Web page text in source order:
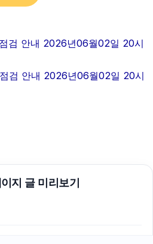
대구이혼전문변호사
흥신소
병원마케팅
검 안내 2026년06월02일 20시
검 안내 2026년06월02일 20시
지 글 미리보기